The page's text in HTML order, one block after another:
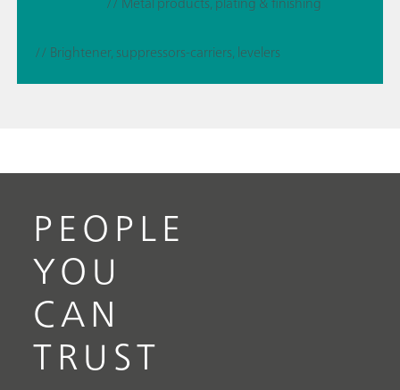
// Brightener, suppressors-carriers, levelers
PEOPLE
YOU
CAN
TRUST